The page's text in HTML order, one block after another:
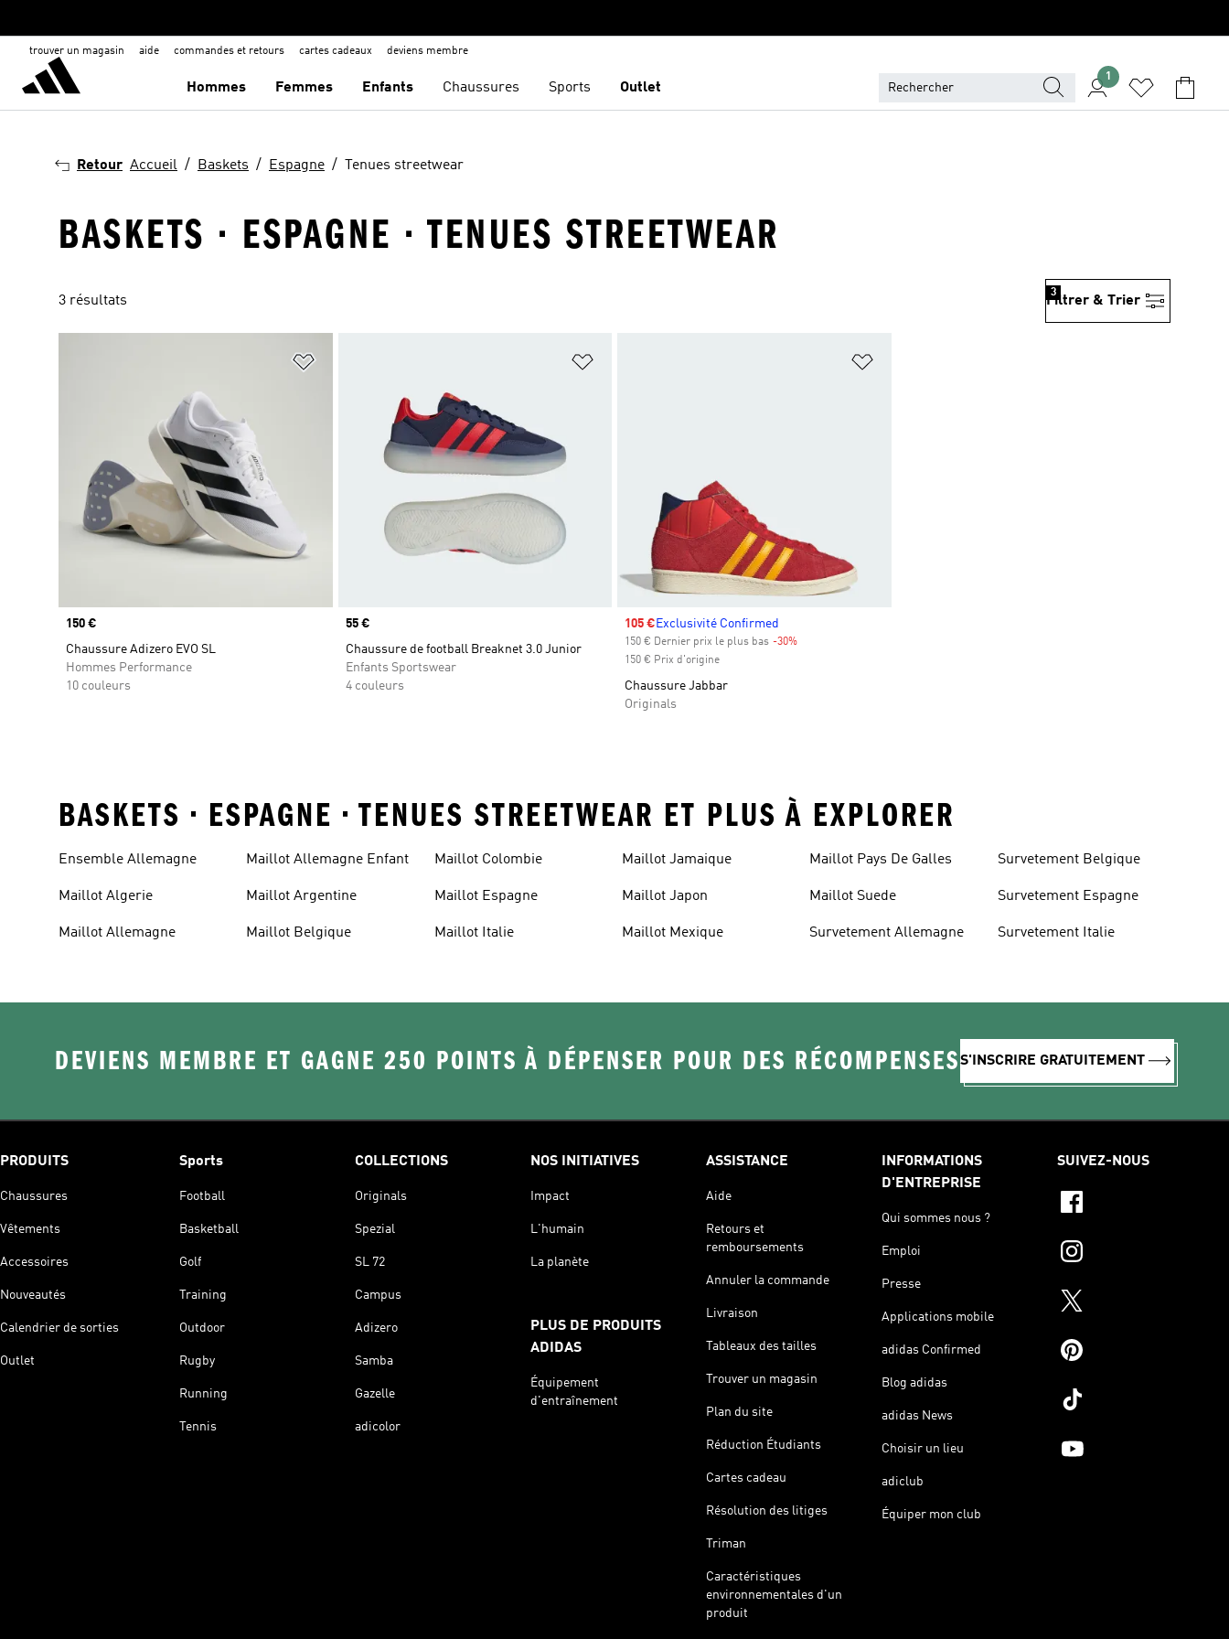
trouver un magasin aide commandes et retours cartes cadeaux deviens membre
Hommes Femmes Enfants Chaussures Sports Outlet
1
Retour Accueil Baskets Espagne Tenues streetwear
BASKETS · ESPAGNE · TENUES STREETWEAR
3 résultats Filtrer & Trier
3
Prix
150 €
Chaussure Adizero EVO SL
Hommes Performance
10 couleurs
Prix
55 €
Chaussure de football Breaknet 3.0 Junior
Enfants Sportswear
4 couleurs
Prix soldé
105 € Exclusivité Confirmed
150 € Dernier prix le plus bas -30%
150 € Prix d'origine
Chaussure Jabbar
Originals
BASKETS • ESPAGNE • TENUES STREETWEAR ET PLUS À EXPLORER
Ensemble Allemagne
Maillot Algerie
Maillot Allemagne
Maillot Allemagne Enfant
Maillot Argentine
Maillot Belgique
Maillot Colombie
Maillot Espagne
Maillot Italie
Maillot Jamaique
Maillot Japon
Maillot Mexique
Maillot Pays De Galles
Maillot Suede
Survetement Allemagne
Survetement Belgique
Survetement Espagne
Survetement Italie
DEVIENS MEMBRE ET GAGNE 250 POINTS À DÉPENSER POUR DES RÉCOMPENSESS'INSCRIRE GRATUITEMENT
PRODUITS
Chaussures
Vêtements
Accessoires
Nouveautés
Calendrier de sorties
Outlet
Sports
Football
Basketball
Golf
Training
Outdoor
Rugby
Running
Tennis
COLLECTIONS
Originals
Spezial
SL 72
Campus
Adizero
Samba
Gazelle
adicolor
NOS INITIATIVES
Impact
L'humain
La planète
PLUS DE PRODUITS
ADIDAS
Équipement
d'entraînement
ASSISTANCE
Aide
Retours et
remboursements
Annuler la commande
Livraison
Tableaux des tailles
Trouver un magasin
Plan du site
Réduction Étudiants
Cartes cadeau
Résolution des litiges
Triman
Caractéristiques
environnementales d'un
produit
INFORMATIONS
D'ENTREPRISE
Qui sommes nous ?
Emploi
Presse
Applications mobile
adidas Confirmed
Blog adidas
adidas News
Choisir un lieu
adiclub
Équiper mon club
SUIVEZ-NOUS